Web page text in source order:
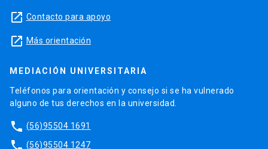
launch Contacto para apoyo
launch Más orientación
MEDIACIÓN UNIVERSITARIA
Teléfonos para orientación y consejo si se ha vulnerado
alguno de tus derechos en la universidad.
phone (56)95504 1691
phone (56)95504 1247